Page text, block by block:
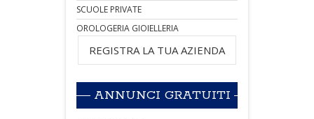
SCUOLE PRIVATE
OROLOGERIA GIOIELLERIA
REGISTRA LA TUA AZIENDA
ANNUNCI GRATUITI